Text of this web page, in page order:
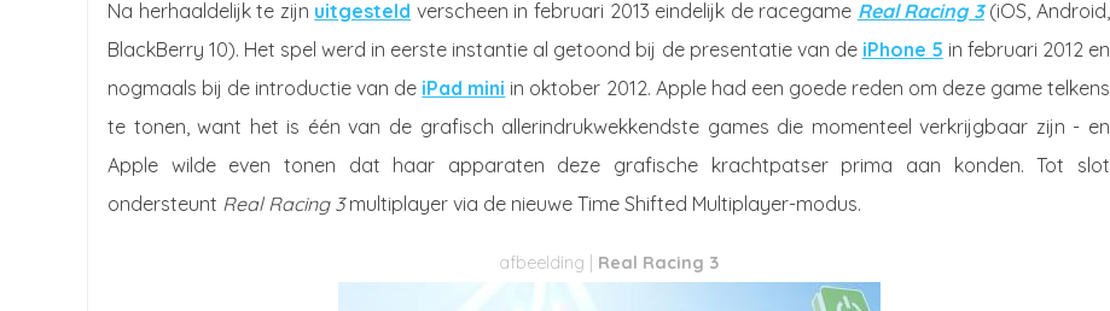
Na herhaaldelijk te zijn uitgesteld verscheen in februari 2013 eindelijk de racegame Real Racing 3(iOS, Android,
BlackBerry 10). Het spel werd in eerste instantie al getoond bij de presentatie van de iPhone 5 in februari 2012 en
nogmaals bij de introductie van de iPad mini in oktober 2012. Apple had een goede reden om deze game telkens
te tonen, want het is één van de grafisch allerindrukwekkendste games die momenteel verkrijgbaar zijn - en
Apple wilde even tonen dat haar apparaten deze grafische krachtpatser prima aan konden. Tot slot
ondersteunt Real Racing 3multiplayer via de nieuwe Time Shifted Multiplayer-modus.
Real Racing 3